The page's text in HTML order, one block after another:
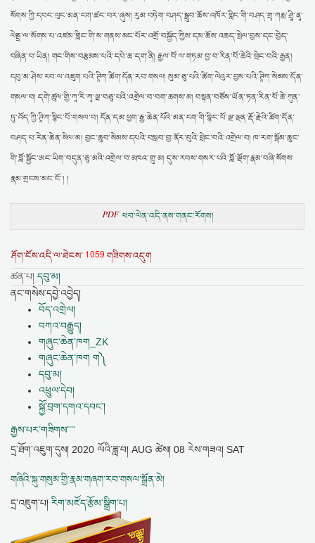
སོགས་ཀྱི་དབང་ལུང་མན་ངག་ཚང་བར་ཞུས། རུམ་བཏེག་བཤད་སྒྲུབ་ཆོས་འཁོར་གླིང་གི་བཤད་གྲྭ་ཀརྨ་ཤྲཱི་ནཱ་
ལེནྡྲ་ལ་སོགས་པ་འཛམ་གླིང་གི་ས་གནས་མང་པོར་འགྲོ་བསྐྱོད་ཀྱིས་དམ་ཆོས་འཆད་སྤེལ་བྱས་དང་བྱེད་
བཞིན་པ་ཡིན། གང་གིས་བརྩམས་པའི་དཔེ་ཆ་དག་ནི། རྒྱལ་པོ་ལ་གཏམ་བྱ་བ་རིན་པོ་ཆེའི་ཕྲེང་བའི་རྒྱན།
དབུ་མ་ཤེས་རབ་ལ་འཇུག་པའི་ཊཱིཀ་ཚིག་དོན་རབ་གསལ། སུམ་ཅུ་པའི་ཚིག་ལེའུར་བྱས་པའི་ཊཱིཀ་སེམས་དོན་
གསལ་བ། དགེ་ཚུལ་གྱི་ཀཱ་རི་ཀཱ་ལྔ་བཅུ་པའི་འགྲེལ་བ་བག་ཆགས་མ། བསྟན་བཅོས་ཡོན་ཏན་རིན་པོ་ཆེ་ཀུན་
ཏུ་འོད་ཀྱི་ཊཱིཀ་སྙིང་པོ་གསལ་བ། དོན་དམ་ཕྱག་རྒྱ་ཆེན་པོའི་མན་ངག་གི་སྙིང་པོ་ལྔ་ལྡན་རྡོ་རྗེའི་ཚིག་དོན་
བཤད་པ་རིན་ཆེན་སིལ་མ། བྱང་ཆུབ་སེམས་དཔའི་བསླབ་བྱ་ནོར་བུའི་ཕྲེང་བའི་འགྲེལ་བ། ཁ་རག་སྒོམ་ཆུང་
གི་བློ་སྦྱོང་ཨང་ཡིག་བདུན་ཅུ་མའི་འགྲེལ་བ་མཁའ་གྲུ་མ། དུས་རབས་གསར་པའི་བློ་ལྡོག་རྣམ་བཞི་སོགས་
རྣམ་གྲངས་མང་ངོ་། །
PDF ཕབ་ལེན་འདི་ནས་གནང་རོགས།
ཤོག་ངོས་འདི་ལ་ཐེངས་ 1059 གཟིགས་འདུག
ཚན་པ། དབུ་མ།
ནང་གསེས་དབྱེ་འབྱེད།
བོད་འགྲེལ།
བཀའ་བརྒྱུད།
གཞུང་ཆེན་ཁག_ZK
གཞུང་ཆེན་ཁག ག༽
དབུ་མ།
འཕྲུལ་དེབ།
སྐྱོ་བྲག་དགའ་དབང་།
རྒྱས་པར་གཟིགས་་་་
དྲ་ཐོག་འཇུག་དུས། 2020 ལོའི་ཟླ་བ། AUG ཚེས། 08 རེས་གཟའ། SAT
གཞིའི་སྐུ་གསུམ་གྱི་རྣམ་གཞག་རབ་གསལ་སྒྲོན་མེ།
དྲ་འཇུག་པ། རིག་མཛོད་རྩོམ་སྒྲིག་པ།